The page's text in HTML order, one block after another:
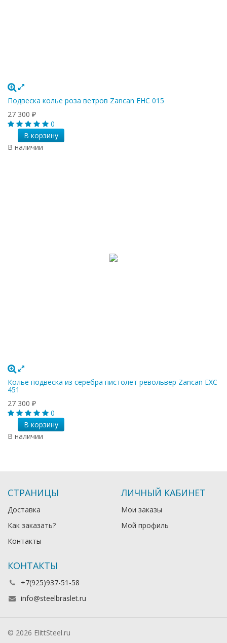
Подвеска колье роза ветров Zancan EHC 015
27 300 ₽
0
В корзину
В наличии
Колье подвеска из серебра пистолет револьвер Zancan EXC
451
27 300 ₽
0
В корзину
В наличии
СТРАНИЦЫ
Доставка
Как заказать?
Контакты
ЛИЧНЫЙ КАБИНЕТ
Мои заказы
Мой профиль
КОНТАКТЫ
+7(925)937-51-58
info@steelbraslet.ru
© 2026 ElittSteel.ru